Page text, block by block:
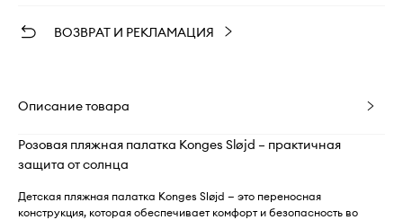
ВОЗВРАТ И РЕКЛАМАЦИЯ
Описание товара
Розовая пляжная палатка Konges Sløjd – практичная
защита от солнца
Детская пляжная палатка Konges Sløjd — это переносная
конструкция, которая обеспечивает комфорт и безопасность во